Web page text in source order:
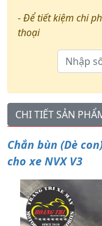
- Để tiết kiệm chi
thoại
CHI TIẾT SẢN
Chắn bùn (Dè
cho xe NVX V3